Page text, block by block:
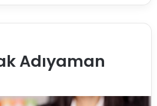
Adıyaman